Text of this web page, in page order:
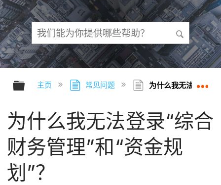
扩展/隐缩全局层次
主页 常见问题 为什么我无法登录“
为什么我无法登录“综合
财务管理”和“资金规
划”？